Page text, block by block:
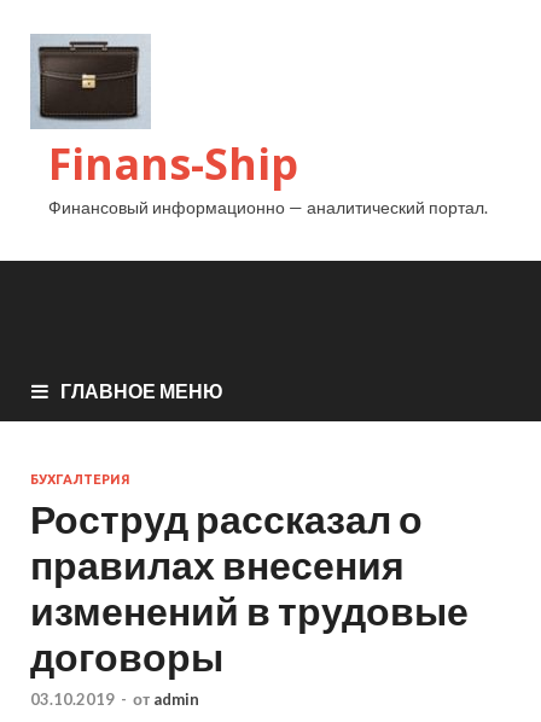
Finans-Ship
Финансовый информационно — аналитический портал.
ГЛАВНОЕ МЕНЮ
БУХГАЛТЕРИЯ
Роструд рассказал о
правилах внесения
изменений в трудовые
договоры
03.10.2019 - от admin